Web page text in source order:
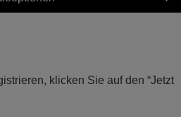
klicken Sie auf den “Jetzt